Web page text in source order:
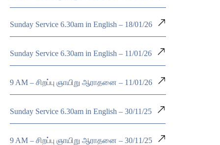
Sunday Service 6.30am in English – 18/01/26
Sunday Service 6.30am in English – 11/01/26
9 AM – சிறப்பு ஞாயிறு ஆராதனை – 11/01/26
Sunday Service 6.30am in English – 30/11/25
9 AM – சிறப்பு ஞாயிறு ஆராதனை – 30/11/25